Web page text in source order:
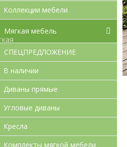
Коллекции мебели
Мягкая мебель
СПЕЦПРЕДЛОЖЕНИЕ
В наличии
Диваны прямые
Угловые диваны
Кресла
Комплекты мягкой мебели